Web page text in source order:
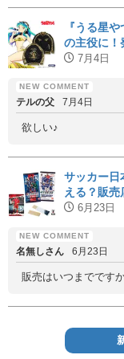
『うる星
の主役に！
7月4日
テルの父 7月4日
欲しい♪
サッカー日
える？販
6月23日
名無しさん 6月23日
販売はいつまでです